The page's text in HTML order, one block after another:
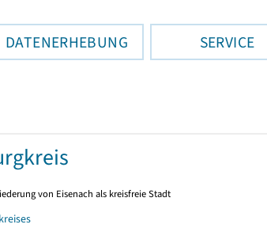
DATENERHEBUNG SERVICE
von Eisenach als kreisfreie Stadt